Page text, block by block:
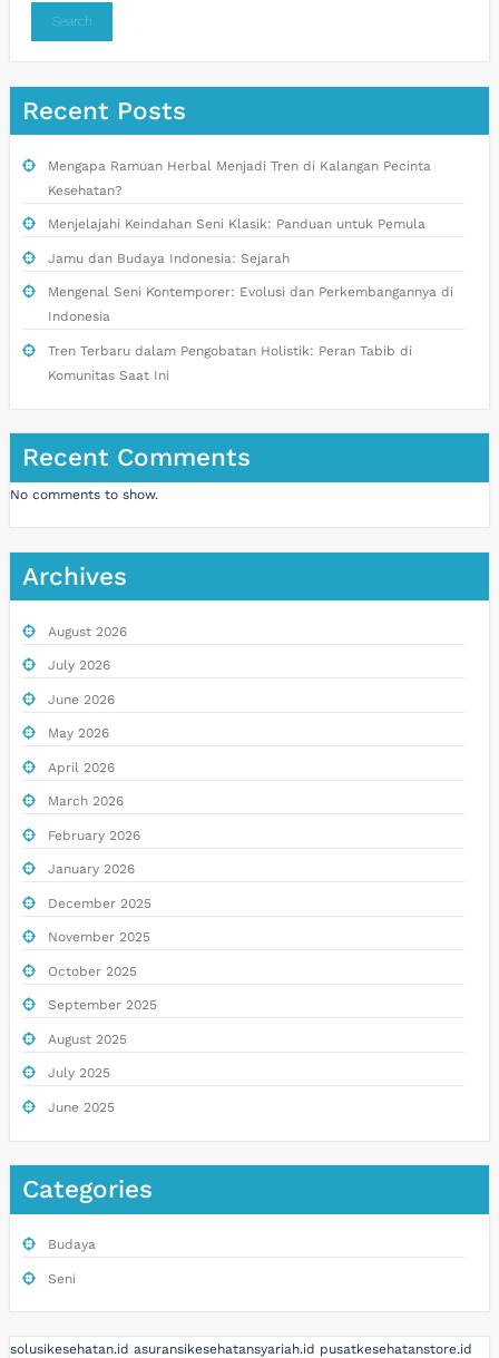
Search
Recent Posts
Mengapa Ramuan Herbal Menjadi Tren di Kalangan Pecinta
Kesehatan?
Menjelajahi Keindahan Seni Klasik: Panduan untuk Pemula
Jamu dan Budaya Indonesia: Sejarah
Mengenal Seni Kontemporer: Evolusi dan Perkembangannya di
Indonesia
Tren Terbaru dalam Pengobatan Holistik: Peran Tabib di
Komunitas Saat Ini
Recent Comments
No comments to show.
Archives
August 2026
July 2026
June 2026
May 2026
April 2026
March 2026
February 2026
January 2026
December 2025
November 2025
October 2025
September 2025
August 2025
July 2025
June 2025
Categories
Budaya
Seni
solusikesehatan.id asuransikesehatansyariah.id pusatkesehatanstore.id